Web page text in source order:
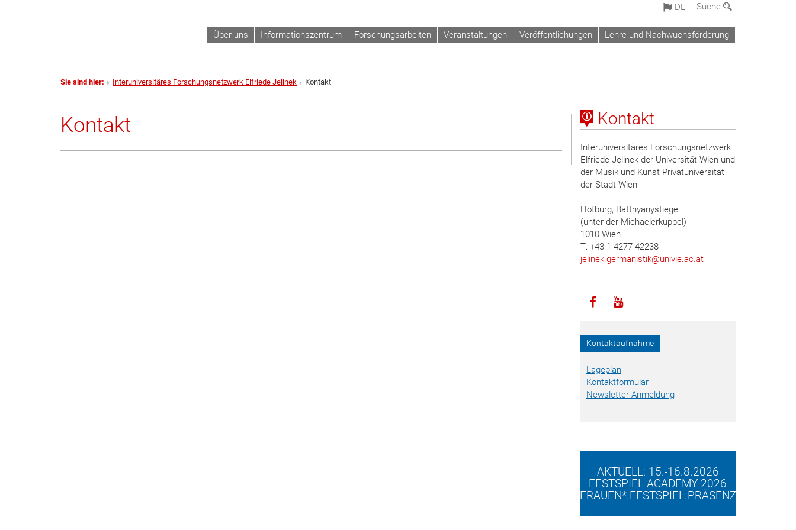
DE Suche
Über uns Informationszentrum Forschungsarbeiten Veranstaltungen Veröffentlichungen Lehre und Nachwuchsförderung
Sie sind hier: Interuniversitäres Forschungsnetzwerk Elfriede Jelinek Kontakt
Kontakt Kontakt
Interuniversitäres Forschungsnetzwerk
Elfriede Jelinek der Universität Wien und
der Musik und Kunst Privatuniversität
der Stadt Wien
Hofburg, Batthyanystiege
(unter der Michaelerkuppel)
1010 Wien
T: +43-1-4277-42238
jelinek.germanistik@univie.ac.at
Icon facebook
Icon youtube
Kontaktaufnahme
Lageplan
Kontaktformular
Newsletter-Anmeldung
AKTUELL: 15.-16.8.2026
FESTSPIEL ACADEMY 2026
FRAUEN*.FESTSPIEL.PRÄSENZ